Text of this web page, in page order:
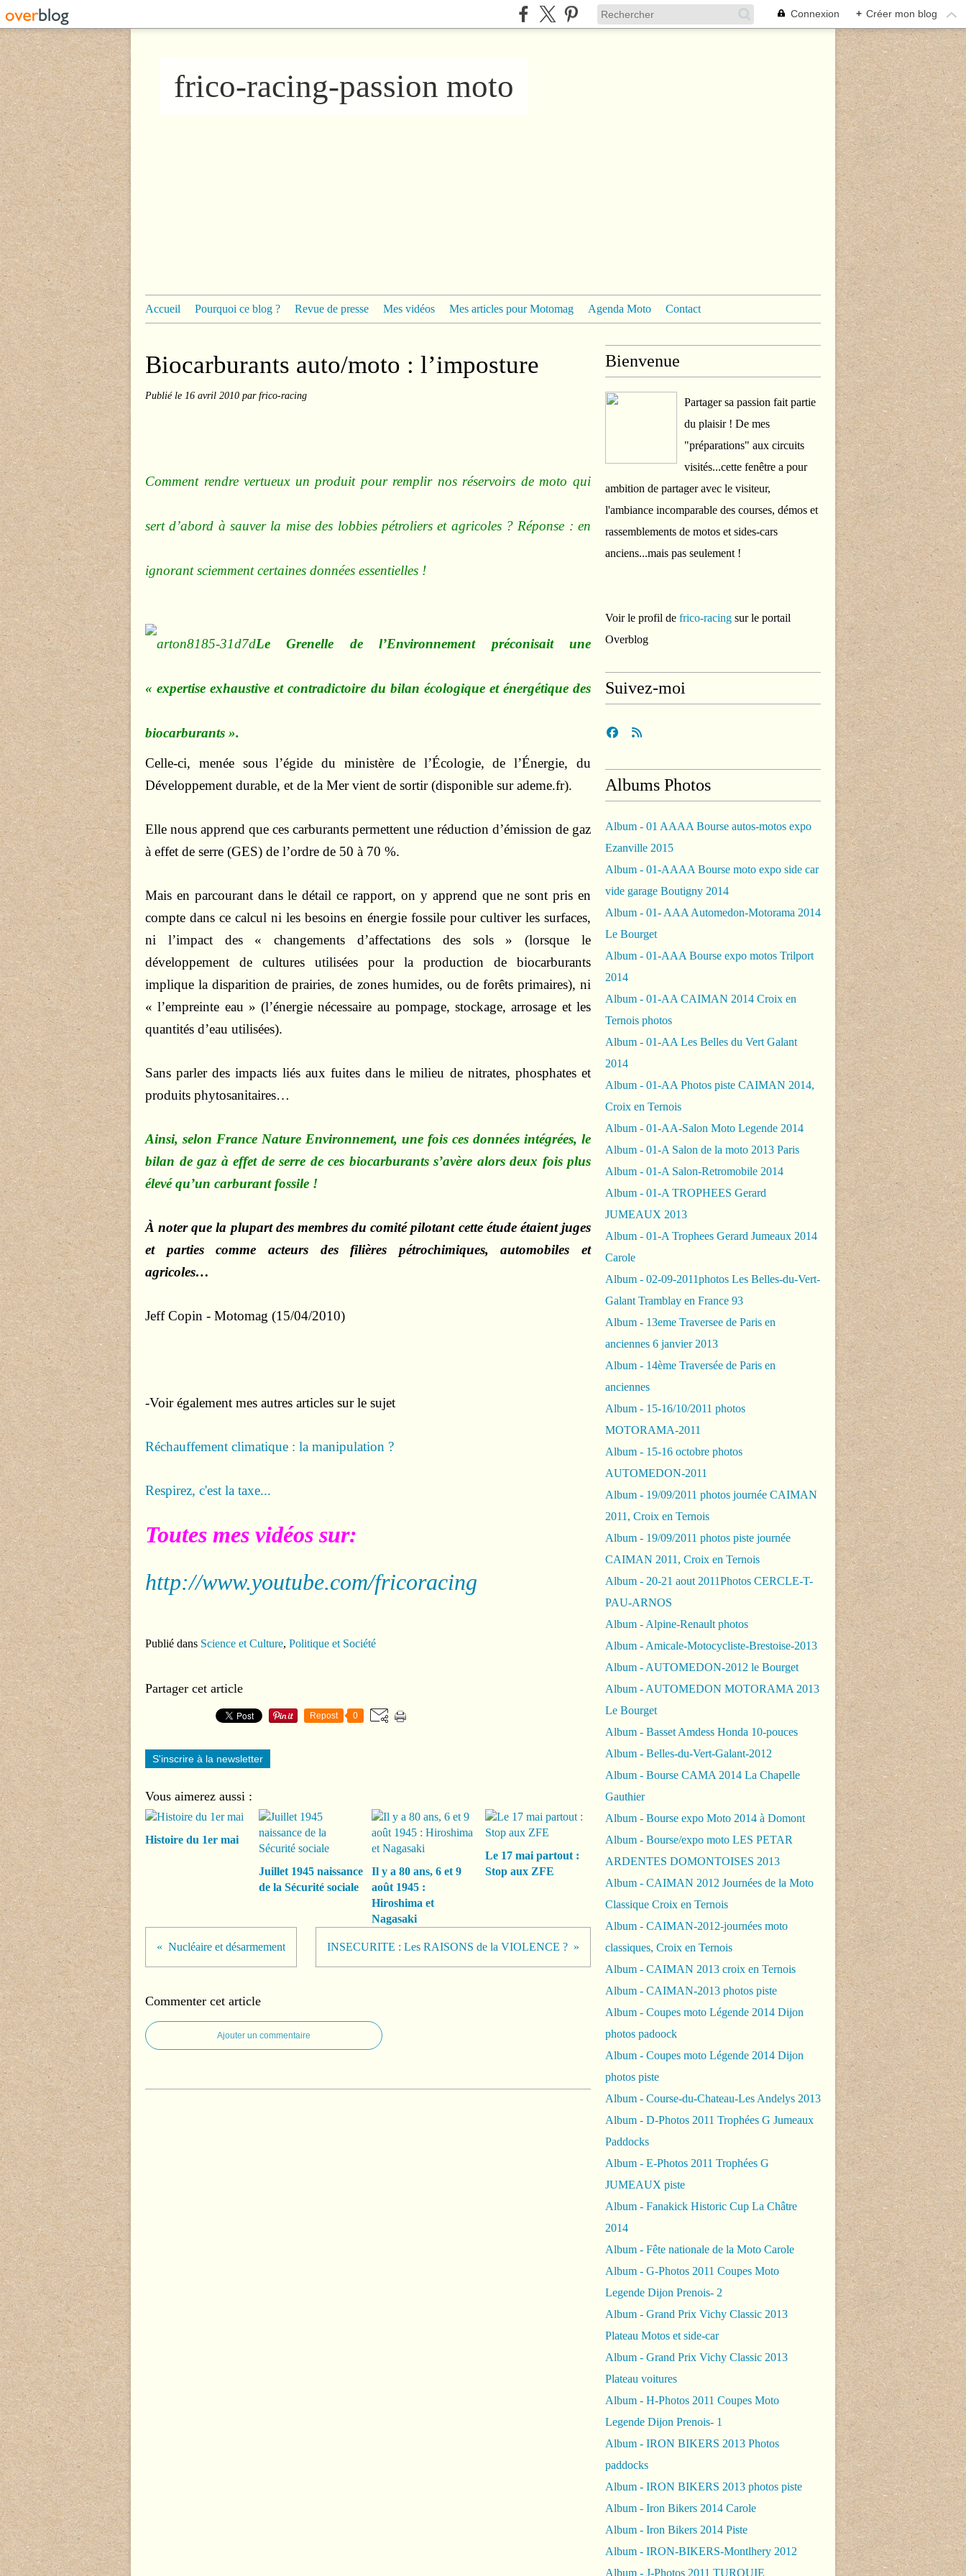
Connexion + Créer mon blog
frico-racing-passion moto
Accueil Pourquoi ce blog ? Revue de presse Mes vidéos Mes articles pour Motomag Agenda Moto Contact
Biocarburants auto/moto : l’imposture
Publié le 16 avril 2010 par frico-racing
Comment rendre vertueux un produit pour remplir nos réservoirs de moto qui
sert d’abord à sauver la mise des lobbies pétroliers et agricoles ? Réponse : en
ignorant sciemment certaines données essentielles !
Le Grenelle de l’Environnement préconisait une
« expertise exhaustive et contradictoire du bilan écologique et énergétique des
biocarburants ».
Celle-ci, menée sous l’égide du ministère de l’Écologie, de l’Énergie, du
Développement durable, et de la Mer vient de sortir (disponible sur ademe.fr).
Elle nous apprend que ces carburants permettent une réduction d’émission de gaz
à effet de serre (GES) de l’ordre de 50 à 70 %.
Mais en parcourant dans le détail ce rapport, on y apprend que ne sont pris en
compte dans ce calcul ni les besoins en énergie fossile pour cultiver les surfaces,
ni l’impact des « changements d’affectations des sols » (lorsque le
développement de cultures utilisées pour la production de biocarburants
implique la disparition de prairies, de zones humides, ou de forêts primaires), ni
« l’empreinte eau » (l’énergie nécessaire au pompage, stockage, arrosage et les
quantités d’eau utilisées).
Sans parler des impacts liés aux fuites dans le milieu de nitrates, phosphates et
produits phytosanitaires…
Ainsi, selon France Nature Environnement, une fois ces données intégrées, le
bilan de gaz à effet de serre de ces biocarburants s’avère alors deux fois plus
élevé qu’un carburant fossile !
À noter que la plupart des membres du comité pilotant cette étude étaient juges
et parties comme acteurs des filières pétrochimiques, automobiles et
agricoles…
Jeff Copin - Motomag (15/04/2010)
-Voir également mes autres articles sur le sujet
Réchauffement climatique : la manipulation ?
Respirez, c'est la taxe...
Toutes mes vidéos sur:
http://www.youtube.com/fricoracing
Publié dans Science et Culture, Politique et Société
Partager cet article
Repost 0
S'inscrire à la newsletter
Vous aimerez aussi :
Histoire du 1er mai
Juillet 1945 naissance
de la Sécurité sociale
Il y a 80 ans, 6 et 9
août 1945 :
Hiroshima et
Nagasaki
Le 17 mai partout :
Stop aux ZFE
Nucléaire et désarmement INSECURITE : Les RAISONS de la VIOLENCE ?
Commenter cet article
Ajouter un commentaire
Bienvenue
Partager sa passion fait partie
du plaisir ! De mes
"préparations" aux circuits
visités...cette fenêtre a pour
ambition de partager avec le visiteur,
l'ambiance incomparable des courses, démos et
rassemblements de motos et sides-cars
anciens...mais pas seulement !
Voir le profil de frico-racing sur le portail
Overblog
Suivez-moi
Albums Photos
Album - 01 AAAA Bourse autos-motos expo
Ezanville 2015
Album - 01-AAAA Bourse moto expo side car
vide garage Boutigny 2014
Album - 01- AAA Automedon-Motorama 2014
Le Bourget
Album - 01-AAA Bourse expo motos Trilport
2014
Album - 01-AA CAIMAN 2014 Croix en
Ternois photos
Album - 01-AA Les Belles du Vert Galant
2014
Album - 01-AA Photos piste CAIMAN 2014,
Croix en Ternois
Album - 01-AA-Salon Moto Legende 2014
Album - 01-A Salon de la moto 2013 Paris
Album - 01-A Salon-Retromobile 2014
Album - 01-A TROPHEES Gerard
JUMEAUX 2013
Album - 01-A Trophees Gerard Jumeaux 2014
Carole
Album - 02-09-2011photos Les Belles-du-Vert-
Galant Tramblay en France 93
Album - 13eme Traversee de Paris en
anciennes 6 janvier 2013
Album - 14ème Traversée de Paris en
anciennes
Album - 15-16/10/2011 photos
MOTORAMA-2011
Album - 15-16 octobre photos
AUTOMEDON-2011
Album - 19/09/2011 photos journée CAIMAN
2011, Croix en Ternois
Album - 19/09/2011 photos piste journée
CAIMAN 2011, Croix en Ternois
Album - 20-21 aout 2011Photos CERCLE-T-
PAU-ARNOS
Album - Alpine-Renault photos
Album - Amicale-Motocycliste-Brestoise-2013
Album - AUTOMEDON-2012 le Bourget
Album - AUTOMEDON MOTORAMA 2013
Le Bourget
Album - Basset Amdess Honda 10-pouces
Album - Belles-du-Vert-Galant-2012
Album - Bourse CAMA 2014 La Chapelle
Gauthier
Album - Bourse expo Moto 2014 à Domont
Album - Bourse/expo moto LES PETAR
ARDENTES DOMONTOISES 2013
Album - CAIMAN 2012 Journées de la Moto
Classique Croix en Ternois
Album - CAIMAN-2012-journées moto
classiques, Croix en Ternois
Album - CAIMAN 2013 croix en Ternois
Album - CAIMAN-2013 photos piste
Album - Coupes moto Légende 2014 Dijon
photos padoock
Album - Coupes moto Légende 2014 Dijon
photos piste
Album - Course-du-Chateau-Les Andelys 2013
Album - D-Photos 2011 Trophées G Jumeaux
Paddocks
Album - E-Photos 2011 Trophées G
JUMEAUX piste
Album - Fanakick Historic Cup La Châtre
2014
Album - Fête nationale de la Moto Carole
Album - G-Photos 2011 Coupes Moto
Legende Dijon Prenois- 2
Album - Grand Prix Vichy Classic 2013
Plateau Motos et side-car
Album - Grand Prix Vichy Classic 2013
Plateau voitures
Album - H-Photos 2011 Coupes Moto
Legende Dijon Prenois- 1
Album - IRON BIKERS 2013 Photos
paddocks
Album - IRON BIKERS 2013 photos piste
Album - Iron Bikers 2014 Carole
Album - Iron Bikers 2014 Piste
Album - IRON-BIKERS-Montlhery 2012
Album - J-Photos 2011 TURQUIE